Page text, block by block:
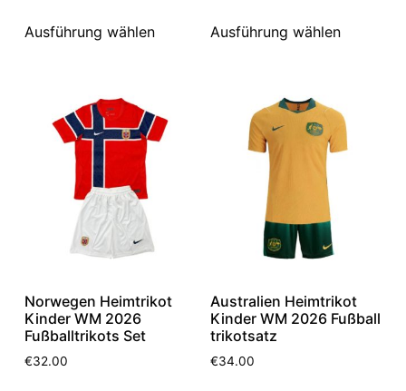
Ausführung wählen Ausführung wählen
Norwegen Heimtrikot
Kinder WM 2026
Fußballtrikots Set
€32.00
Australien Heimtrikot
Kinder WM 2026 Fußball
trikotsatz
€34.00